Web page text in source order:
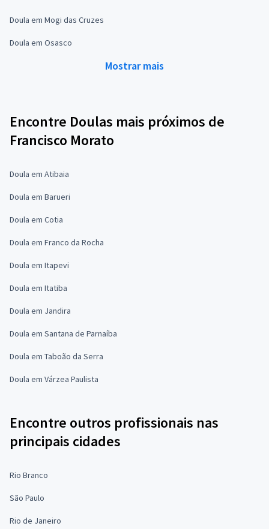
Doula em Mogi das Cruzes
Doula em Osasco
Mostrar mais
Encontre Doulas mais próximos de
Francisco Morato
Doula em Atibaia
Doula em Barueri
Doula em Cotia
Doula em Franco da Rocha
Doula em Itapevi
Doula em Itatiba
Doula em Jandira
Doula em Santana de Parnaíba
Doula em Taboão da Serra
Doula em Várzea Paulista
Encontre outros profissionais nas
principais cidades
Rio Branco
São Paulo
Rio de Janeiro